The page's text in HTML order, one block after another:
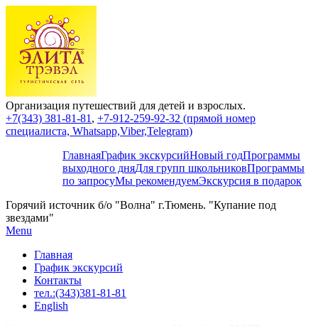
Организация путешествий для детей и взрослых.
+7(343) 381-81-81 , +7-912-259-92-32 (прямой номер
специалиста, Whatsapp,Viber,Telegram)
ГлавнаяГрафик экскурсийНовый годПрограммы
выходного дняДля групп школьниковПрограммы
по запросуМы рекомендуемЭкскурсия в подарок
Горячий источник б/о "Волна" г.Тюмень. "Купание под
звездами"
Menu
Главная
График экскурсий
Контакты
тел.:(343)381-81-81
English